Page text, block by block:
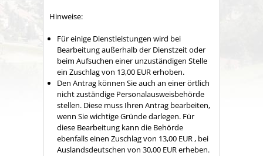
Hinweise:
Für einige Dienstleistungen wird bei
Bearbeitung außerhalb der Dienstzeit oder
beim Aufsuchen einer unzuständigen Stelle
ein Zuschlag von 13,00 EUR erhoben.
Den Antrag können Sie auch an einer örtlich
nicht zuständige Personalausweisbehörde
stellen. Diese muss Ihren Antrag bearbeiten,
wenn Sie wichtige Gründe darlegen. Für
diese Bearbeitung kann die Behörde
ebenfalls einen Zuschlag von 13,00 EUR, bei
Auslandsdeutschen von 30,00 EURerheben.